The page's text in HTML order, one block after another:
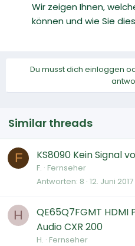
Wir zeigen Ihnen,
können und wie Sie
Du musst dich einloggen
Similar threads
F KS8090 Kein Signal
F. Fernseher
Antworten 8 12. Juni 2017
H
QE65Q7FGMT
Audio CXR 200
H. Fernseher